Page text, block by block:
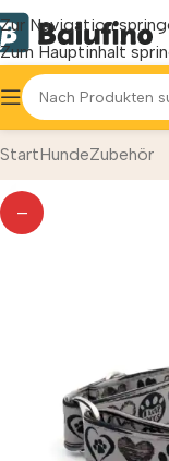
Zur Navigation
Zum Hauptinhalt
StartHundeZubehör
—